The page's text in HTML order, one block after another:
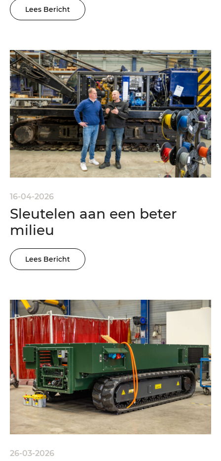
Lees Bericht
16-04-2026
Sleutelen aan een beter
milieu
Lees Bericht
26-03-2026